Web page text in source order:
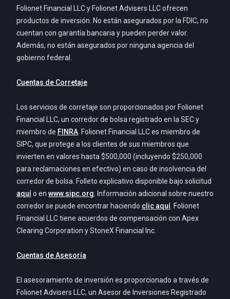
Folionet Financial LLC y Folionet Advisers LLC ofrecen
productos de inversión. No están asegurados por la FDIC, no
cuentan con garantía bancaria y pueden perder valor.
Además, no están asegurados por ninguna agencia del
gobierno federal.
Cuentas de Corretaje
Los servicios de corretaje son proporcionados por Folionet
Financial LLC, un corredor de bolsa registrado en la SEC y
miembro de FINRA . Folionet Financial LLC es miembro de
SIPC, que protege a los clientes de sus miembros que
invierten en valores hasta $500,000 (incluyendo $250,000
para reclamaciones en efectivo) en caso de insolvencia del
corredor de bolsa. Folleto explicativo disponible bajo solicitud
aquío en www.sipc.org . Información adicional sobre nuestro
corredor se puede encontrar haciendo clic aquí . Folionet
Financial LLC tiene acuerdos de compensación con Apex
Clearing Corporation y StoneX Financial Inc.
Cuentas de Asesoría
El asesoramiento de inversión es proporcionado a través de
Folionet Advisers LLC, un Asesor de Inversiones Registrado